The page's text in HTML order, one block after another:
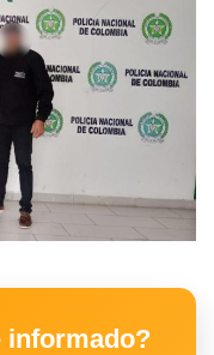
informado?